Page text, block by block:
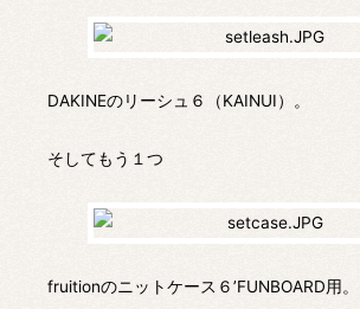
DAKINEのリーシュ６（KAINUI）。
そしてもう１つ
fruitionのニットケース６’FUNBOARD用。